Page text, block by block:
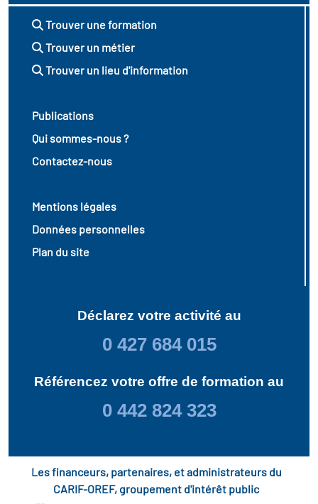
Trouver une formation
Trouver un métier
Trouver un lieu d'information
Publications
Qui sommes-nous ?
Contactez-nous
Mentions légales
Données personnelles
Plan du site
Déclarez votre activité au
0 427 684 015
Référencez votre offre de formation au
0 442 824 323
Les financeurs, partenaires, et administrateurs du
CARIF-OREF, groupement d'intérêt public